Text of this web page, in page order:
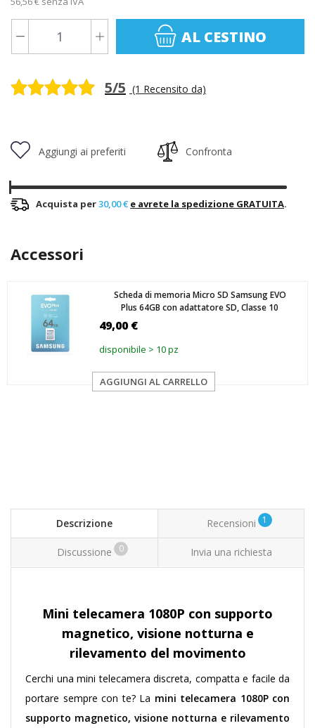
AL CESTINO
5/5 (1 Recensito da)
Aggiungi ai preferiti Confronta
Acquista per30,00 € e avrete la spedizione GRATUITA.
Accessori
Scheda di memoria Micro SD Samsung EVO
Plus 64GB con adattatore SD, Classe 10
49,00 €
disponibile > 10 pz
AGGIUNGI AL CARRELLO
Descrizione Recensioni 1
Discussione 0 Invia una richiesta
Mini telecamera 1080P con supporto
magnetico, visione notturna e
rilevamento del movimento
Cerchi una mini telecamera discreta, compatta e facile da
portare sempre con te? La mini telecamera 1080P con
supporto magnetico, visione notturna e rilevamento